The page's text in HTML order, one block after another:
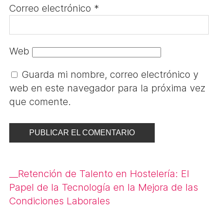
Correo electrónico *
Web
Guarda mi nombre, correo electrónico y
web en este navegador para la próxima vez
que comente.
Navegación
de
entradas
Retención de Talento en Hostelería: El
Papel de la Tecnología en la Mejora de las
Condiciones Laborales